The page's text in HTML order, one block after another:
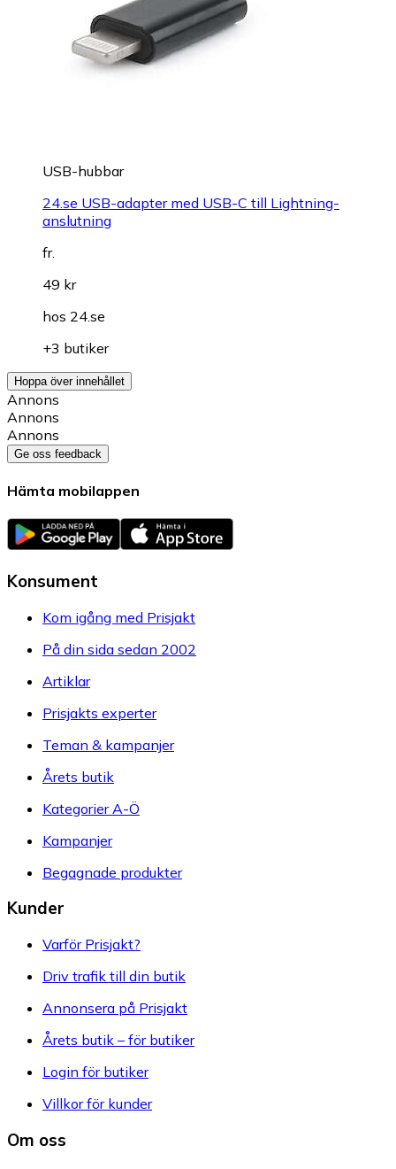
USB-hubbar
24.se USB-adapter med USB-C till Lightning-
anslutning
fr.
49 kr
hos 24.se
+3 butiker
Hoppa över innehållet
Annons
Annons
Annons
Ge oss feedback
Hämta mobilappen
Konsument
Kom igång med Prisjakt
På din sida sedan 2002
Artiklar
Prisjakts experter
Teman & kampanjer
Årets butik
Kategorier A-Ö
Kampanjer
Begagnade produkter
Kunder
Varför Prisjakt?
Driv trafik till din butik
Annonsera på Prisjakt
Årets butik – för butiker
Login för butiker
Villkor för kunder
Om oss